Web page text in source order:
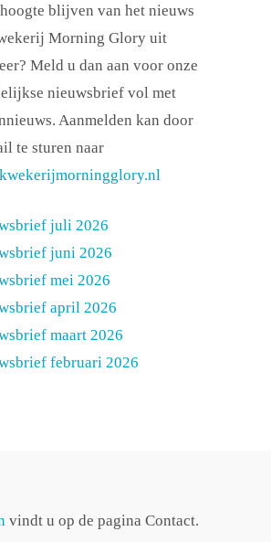
blijven van het nieuws
Morning Glory uit
Meld u dan aan voor onze
nieuwsbrief vol met
Aanmelden kan door
te sturen naar
juli 2026
juni 2026
mei 2026
april 2026
maart 2026
februari 2026
vindt u op de pagina Contact.